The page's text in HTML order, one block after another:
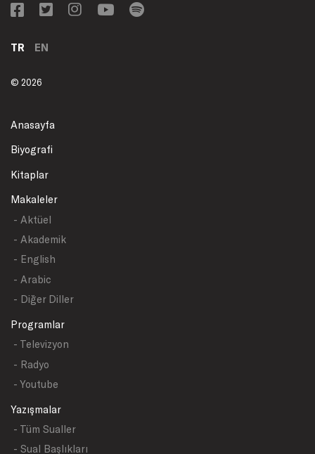
TR EN
© 2026
Anasayfa
Biyografi
Kitaplar
Makaleler
- Aktüel
- Akademik
- English
- Arabic
- Diğer Diller
Programlar
- Televizyon
- Radyo
- Youtube
Yazışmalar
- Tüm Sualler
- Sual Başlıkları